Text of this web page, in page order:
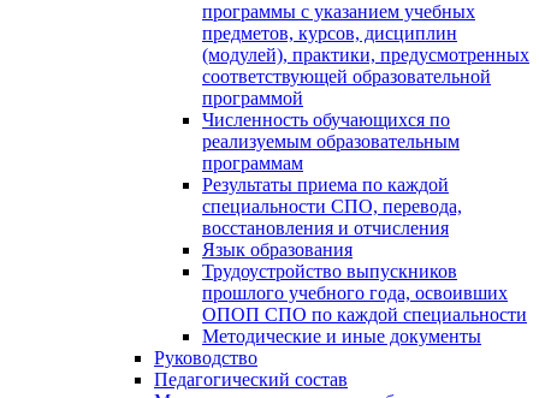
программы с указанием учебных
предметов, курсов, дисциплин
(модулей), практики, предусмотренных
соответствующей образовательной
программой
Численность обучающихся по
реализуемым образовательным
программам
Результаты приема по каждой
специальности СПО, перевода,
восстановления и отчисления
Язык образования
Трудоустройство выпускников
прошлого учебного года, освоивших
ОПОП СПО по каждой специальности
Методические и иные документы
Руководство
Педагогический состав